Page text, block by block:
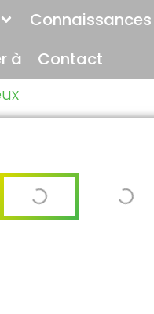
Connaissances
à
Contact